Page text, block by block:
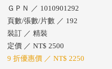
ＧＰＮ ／ 1010901292
頁數/張數/片數 ／ 192
裝訂 ／ 精裝
定價 ／ NT$ 2500
9 折優惠價 ／ NT$ 2250